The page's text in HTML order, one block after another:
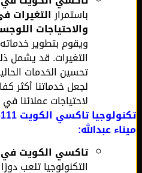
باستمرارالتغيرات في
والاحتياجات اللوجستية
ويقوم بتطوير خدماته
التغيرات. قد يشمل ذلك
تحسين الخدمات
لجعل خدماتنا أكثر
لاحتياجات عملائنا في
عبدالله:
تاكسي الكويت في مينا
التكنولوجيا تلعب